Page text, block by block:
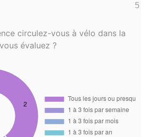
5
circulez-vous à vélo dans la
évaluez ?